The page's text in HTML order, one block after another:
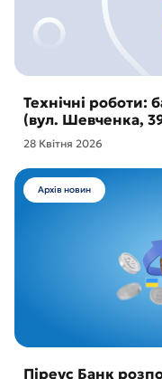
Технічні роботи:
(вул. Шевченка,
28 Квітня 2026
Архів новин
Піреус Банк